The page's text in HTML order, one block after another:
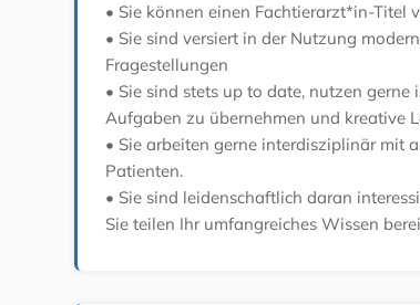
• Sie können einen Fachtierarzt*in-Titel
• Sie sind versiert in der Nutzung
Fragestellungen
• Sie sind stets up to date, nutzen
Aufgaben zu übernehmen und kreative
• Sie arbeiten gerne interdisziplinär mit
Patienten.
• Sie sind leidenschaftlich daran
Sie teilen Ihr umfangreiches Wissen